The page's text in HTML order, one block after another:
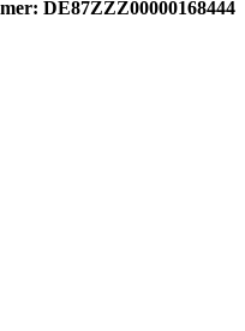
DE87ZZZ00000168444